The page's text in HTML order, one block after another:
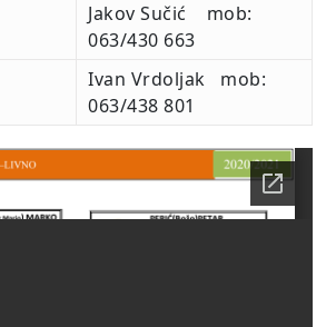
Jakov Sučić mob:
063/430 663
Ivan Vrdoljak mob:
063/438 801